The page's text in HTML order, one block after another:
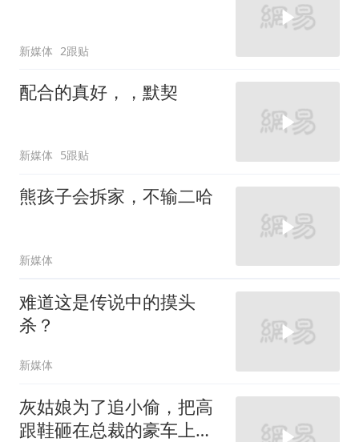
新媒体 2跟贴
配合的真好，，默契
新媒体 5跟贴
熊孩子会拆家，不输二哈
新媒体
难道这是传说中的摸头
杀？
新媒体
灰姑娘为了追小偷，把高
跟鞋砸在总裁的豪车上，